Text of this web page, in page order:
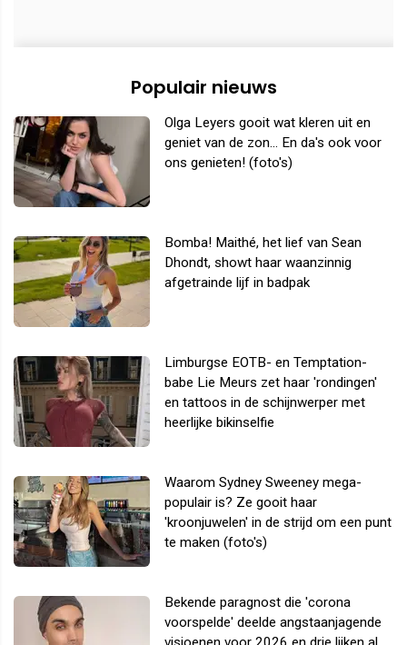
Populair nieuws
Olga Leyers gooit wat kleren uit en
geniet van de zon... En da's ook voor
ons genieten! (foto's)
Bomba! Maithé, het lief van Sean
Dhondt, showt haar waanzinnig
afgetrainde lijf in badpak
Limburgse EOTB- en Temptation-
babe Lie Meurs zet haar 'rondingen'
en tattoos in de schijnwerper met
heerlijke bikinselfie
Waarom Sydney Sweeney mega-
populair is? Ze gooit haar
'kroonjuwelen' in de strijd om een punt
te maken (foto's)
Bekende paragnost die 'corona
voorspelde' deelde angstaanjagende